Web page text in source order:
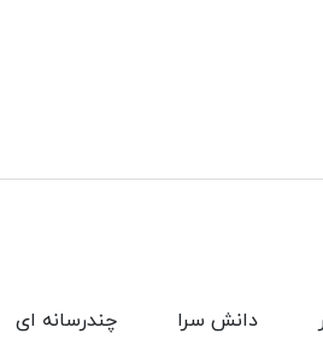
چندرسانه ای دانش سرا